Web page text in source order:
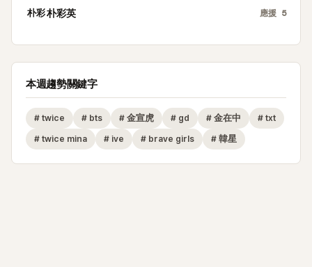
朴彩朴彩英 應援 5
本週趨勢關鍵字
# twice # bts # 金宣虎 # gd # 金在中 # txt
# twice mina # ive # brave girls # 韓星